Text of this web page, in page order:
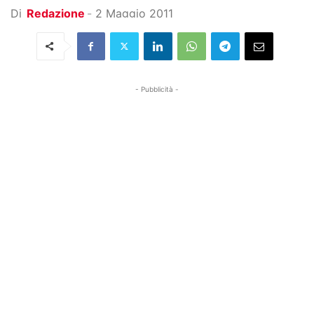
Di Redazione - 2 Maggio 2011
- Pubblicità -